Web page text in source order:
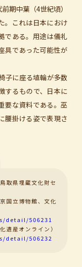
期中葉（4世紀頃）
。これは日本におけ
である。用途は儀礼
具であった可能性が
子に座る埴輪が多数
するもので、日本に
要な資料である。巫
腰掛ける姿で表現さ
取県埋蔵文化財セ
国立博物館、文化
506231
遺産オンライン）
detail/506232